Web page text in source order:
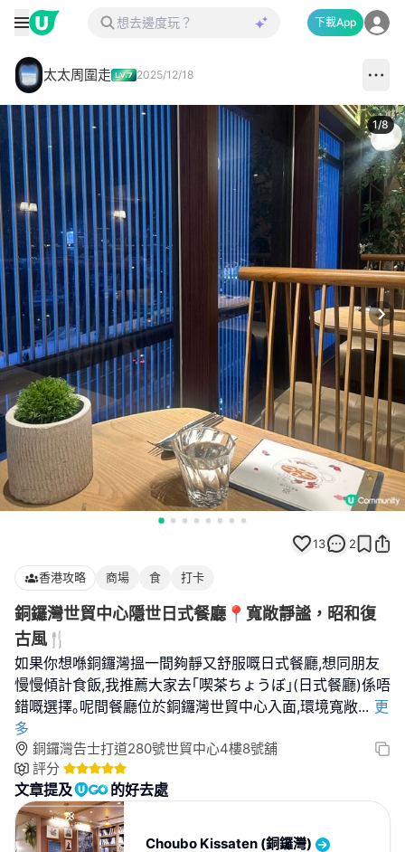
下載App
太太周圍走 2025/12/18
1/8
13 2
香港攻略 商場 食 打卡
銅鑼灣世貿中心隱世日式餐廳📍寬敞靜謐，昭和復
古風🍴
如果你想喺銅鑼灣搵一間夠靜又舒服嘅日式餐廳,想同朋友
慢慢傾計食飯,我推薦大家去｢喫茶ちょうぼ｣(日式餐廳)係唔
錯嘅選擇｡呢間餐廳位於銅鑼灣世貿中心入面,環境寬敞... 更
多
銅鑼灣告士打道280號世貿中心4樓8號舖
評分
文章提及 的好去處
Choubo Kissaten (銅鑼灣)